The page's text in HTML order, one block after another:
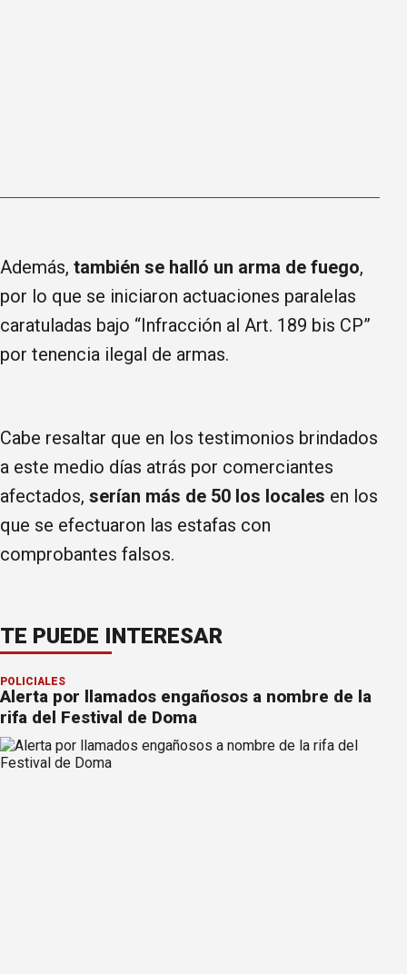
Además, también se halló un arma de fuego,
por lo que se iniciaron actuaciones paralelas
caratuladas bajo “Infracción al Art. 189 bis CP”
por tenencia ilegal de armas.
Cabe resaltar que en los testimonios brindados
a este medio días atrás por comerciantes
afectados, serían más de 50 los locales en los
que se efectuaron las estafas con
comprobantes falsos.
TE PUEDE INTERESAR
POLICIALES
Alerta por llamados engañosos a nombre de la
rifa del Festival de Doma